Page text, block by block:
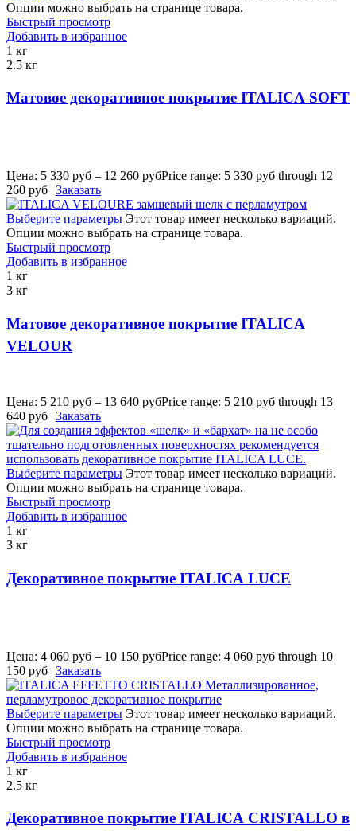
Опции можно выбрать на странице товара.
Быстрый просмотр
Добавить в избранное
1 кг
2.5 кг
Матовое декоративное покрытие ITALICA SOFT
Цена: 5 330 руб – 12 260 рубPrice range: 5 330 руб through 12
260 руб Заказать
Выберите параметры Этот товар имеет несколько вариаций.
Опции можно выбрать на странице товара.
Быстрый просмотр
Добавить в избранное
1 кг
3 кг
Матовое декоративное покрытие ITALICA
VELOUR
Цена: 5 210 руб – 13 640 рубPrice range: 5 210 руб through 13
640 руб Заказать
Выберите параметры Этот товар имеет несколько вариаций.
Опции можно выбрать на странице товара.
Быстрый просмотр
Добавить в избранное
1 кг
3 кг
Декоративное покрытие ITALICA LUCE
Цена: 4 060 руб – 10 150 рубPrice range: 4 060 руб through 10
150 руб Заказать
Выберите параметры Этот товар имеет несколько вариаций.
Опции можно выбрать на странице товара.
Быстрый просмотр
Добавить в избранное
1 кг
2.5 кг
Декоративное покрытие ITALICA CRISTALLO в